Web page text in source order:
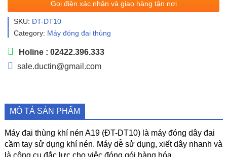
Gọi điện xác nhận và giao hàng tận nơi
SKU: ĐT-DT10
Category: Máy đóng đai thùng
Holine : 02422.396.333
sale.ductin@gmail.com
MÔ TẢ SẢN PHẨM
Máy đai thùng khí nén A19 (ĐT-DT10) là máy đóng dây đai
cầm tay sử dụng khí nén. Máy dễ sử dụng, xiết dây nhanh và